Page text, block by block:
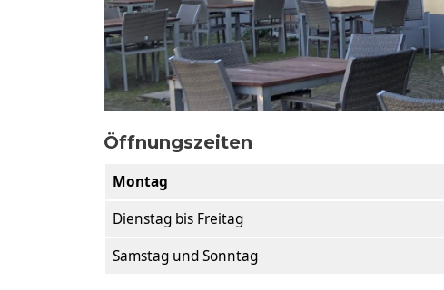
Öffnungszeiten
Montag
Dienstag bis Freitag
Samstag und Sonntag